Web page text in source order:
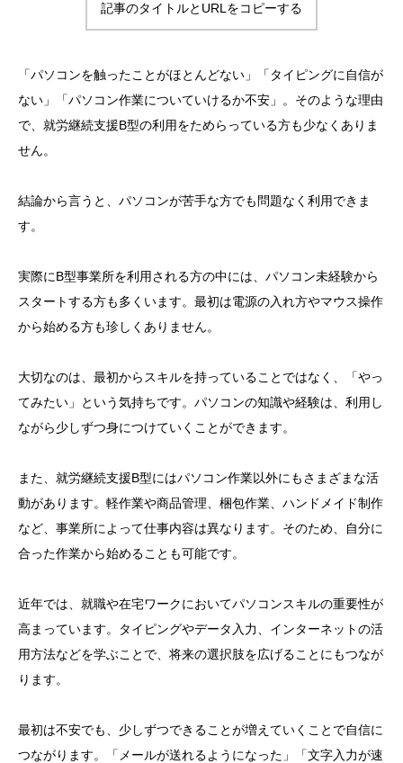
記事のタイトルとURLをコピーする
「パソコンを触ったことがほとんどない」「タイピングに自信が
ない」「パソコン作業についていけるか不安」。そのような理由
で、就労継続支援B型の利用をためらっている方も少なくありま
せん。
結論から言うと、パソコンが苦手な方でも問題なく利用できま
す。
実際にB型事業所を利用される方の中には、パソコン未経験から
スタートする方も多くいます。最初は電源の入れ方やマウス操作
から始める方も珍しくありません。
大切なのは、最初からスキルを持っていることではなく、「やっ
てみたい」という気持ちです。パソコンの知識や経験は、利用し
ながら少しずつ身につけていくことができます。
また、就労継続支援B型にはパソコン作業以外にもさまざまな活
動があります。軽作業や商品管理、梱包作業、ハンドメイド制作
など、事業所によって仕事内容は異なります。そのため、自分に
合った作業から始めることも可能です。
近年では、就職や在宅ワークにおいてパソコンスキルの重要性が
高まっています。タイピングやデータ入力、インターネットの活
用方法などを学ぶことで、将来の選択肢を広げることにもつなが
ります。
最初は不安でも、少しずつできることが増えていくことで自信に
つながります。「メールが送れるようになった」「文字入力が速